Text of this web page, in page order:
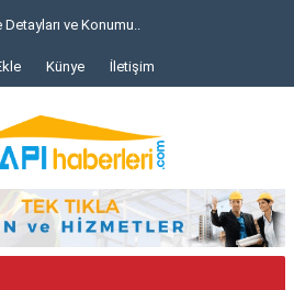
ve Konumu..
Künye İletişim